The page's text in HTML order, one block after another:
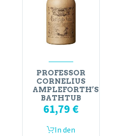
PROFESSOR
CORNELIUS
AMPLEFORTH’S
BATHTUB
61,79 €
In den